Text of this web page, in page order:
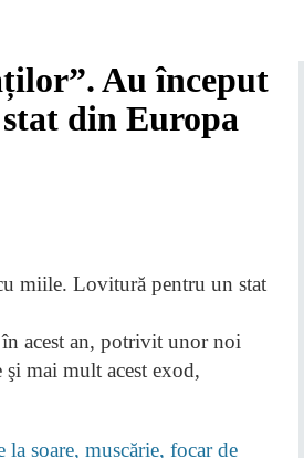
Au început
din Europa
acest an, potrivit unor noi
şi mai mult acest exod,
soare, muscărie, focar de